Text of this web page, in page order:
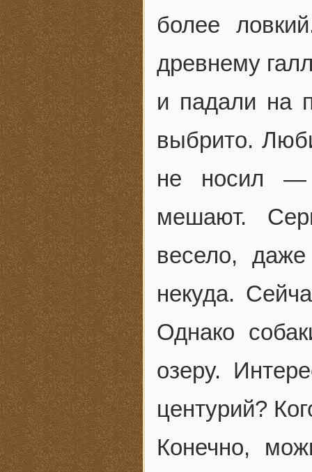
более
древнему
и падали на
выбрито.
не носил —
мешают.
весело,
некуда.
Однако
озеру.
центурий?
Конечно,